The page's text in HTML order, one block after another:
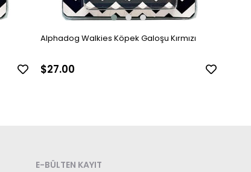
Alphadog Walkies Köpek Galoşu Kırmızı
$27.00
E-BÜLTEN KAYIT